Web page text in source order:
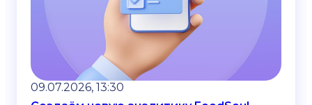
09.07.2026, 13:30